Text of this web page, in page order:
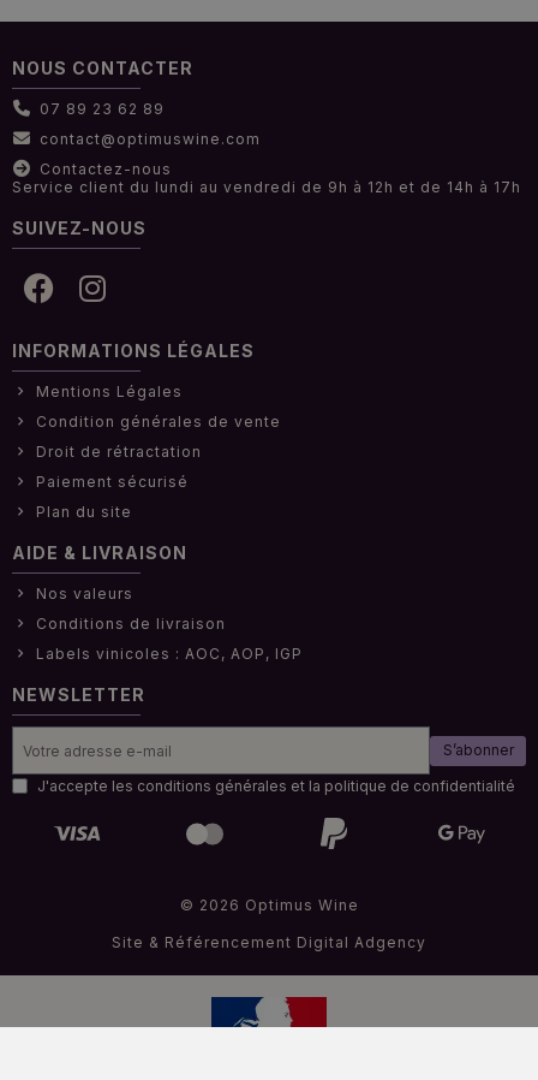
NOUS CONTACTER
07 89 23 62 89
contact@optimuswine.com
Contactez-nous
Service client du lundi au vendredi de 9h à 12h et de 14h à 17h
SUIVEZ-NOUS
INFORMATIONS LÉGALES
Mentions Légales
Condition générales de vente
Droit de rétractation
Paiement sécurisé
Plan du site
AIDE & LIVRAISON
Nos valeurs
Conditions de livraison
Labels vinicoles : AOC, AOP, IGP
NEWSLETTER
S’abonner
J'accepte les conditions générales et la politique de confidentialité
© 2026 Optimus Wine
Site & Référencement Digital Adgency